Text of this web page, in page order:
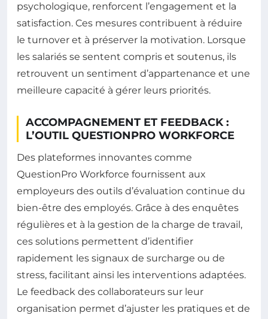
psychologique, renforcent l’engagement et la
satisfaction. Ces mesures contribuent à réduire
le turnover et à préserver la motivation. Lorsque
les salariés se sentent compris et soutenus, ils
retrouvent un sentiment d’appartenance et une
meilleure capacité à gérer leurs priorités.
ACCOMPAGNEMENT ET FEEDBACK :
L’OUTIL QUESTIONPRO WORKFORCE
Des plateformes innovantes comme
QuestionPro Workforce fournissent aux
employeurs des outils d’évaluation continue du
bien-être des employés. Grâce à des enquêtes
régulières et à la gestion de la charge de travail,
ces solutions permettent d’identifier
rapidement les signaux de surcharge ou de
stress, facilitant ainsi les interventions adaptées.
Le feedback des collaborateurs sur leur
organisation permet d’ajuster les pratiques et de